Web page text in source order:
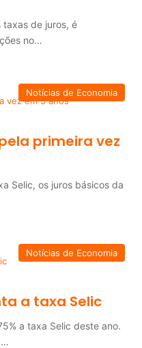
taxas de juros, é
no…
Notícias de Economia
primeira vez
Selic, os juros básicos da
Notícias de Economia
a taxa Selic
a taxa Selic deste ano.